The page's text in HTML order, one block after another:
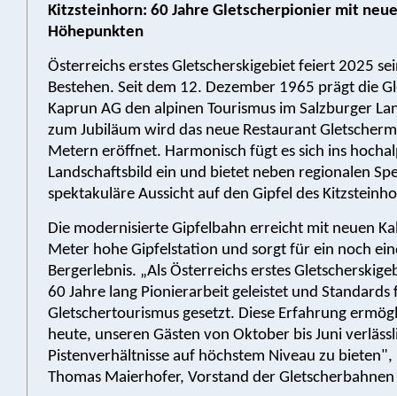
Kitzsteinhorn: 60 Jahre Gletscherpionier mit
Höhepunkten
Österreichs erstes Gletscherskigebiet feiert 2025
Bestehen. Seit dem 12. Dezember 1965 prägt die
Kaprun AG den alpinen Tourismus im Salzburger
zum Jubiläum wird das neue Restaurant
Metern eröffnet. Harmonisch fügt es sich ins
Landschaftsbild ein und bietet neben regionalen
spektakuläre Aussicht auf den Gipfel des
Die modernisierte Gipfelbahn erreicht mit neuen
Meter hohe Gipfelstation und sorgt für ein noch
Bergerlebnis. „Als Österreichs erstes
60 Jahre lang Pionierarbeit geleistet und Standards
Gletschertourismus gesetzt. Diese Erfahrung
heute, unseren Gästen von Oktober bis Juni
Pistenverhältnisse auf höchstem Niveau zu
Thomas Maierhofer, Vorstand der